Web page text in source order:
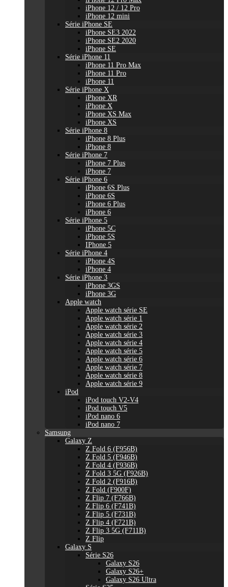
iPhone 12 / 12 Pro
iPhone 12 mini
Série iPhone SE
iPhone SE3 2022
iPhone SE2 2020
iPhone SE
Série iPhone 11
iPhone 11 Pro Max
iPhone 11 Pro
iPhone 11
Série iPhone X
iPhone XR
iPhone X
iPhone XS Max
iPhone XS
Série iPhone 8
iPhone 8 Plus
iPhone 8
Série iPhone 7
iPhone 7 Plus
iPhone 7
Série iPhone 6
iPhone 6S Plus
iPhone 6S
iPhone 6 Plus
iPhone 6
Série iPhone 5
iPhone 5C
iPhone 5S
IPhone 5
Série iPhone 4
iPhone 4S
iPhone 4
Série iPhone 3
iPhone 3GS
iPhone 3G
Apple watch
Apple watch série SE
Apple watch série 1
Apple watch série 2
Apple watch série 3
Apple watch série 4
Apple watch série 5
Apple watch série 6
Apple watch série 7
Apple watch série 8
Apple watch série 9
iPod
iPod touch V2-V4
iPod touch V5
iPod nano 6
iPod nano 7
Samsung
Galaxy Z
Z Fold 6 (F956B)
Z Fold 5 (F946B)
Z Fold 4 (F936B)
Z Fold 3 5G (F926B)
Z Fold 2 (F916B)
Z Fold (F900F)
Z Flip 7 (F766B)
Z Flip 6 (F741B)
Z Flip 5 (F731B)
Z Flip 4 (F721B)
Z Flip 3 5G (F711B)
Z Flip
Galaxy S
Série S26
Galaxy S26
Galaxy S26+
Galaxy S26 Ultra